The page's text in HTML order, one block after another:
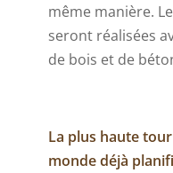
même manière.
seront réalisées
de bois et de
La plus haute
monde déjà